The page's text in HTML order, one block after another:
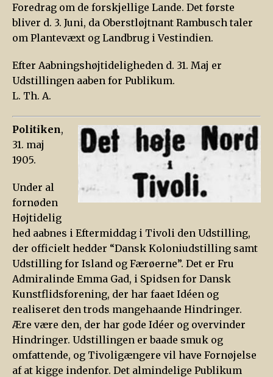
Foredrag om de forskjellige Lande. Det første
bliver d. 3. Juni, da Oberstløjtnant Rambusch taler
om Plantevæxt og Landbrug i Vestindien.
Efter Aabningshøjtideligheden d. 31. Maj er
Udstillingen aaben for Publikum.
L. Th. A.
Politiken,
31. maj
1905.
Under al
fornøden
Højtidelig
hed aabnes i Eftermiddag i Tivoli den Udstilling,
der officielt hedder “Dansk Koloniudstilling samt
Udstilling for Island og Færøerne”. Det er Fru
Admiralinde Emma Gad, i Spidsen for Dansk
Kunstflidsforening, der har faaet Idéen og
realiseret den trods mangehaande Hindringer.
Ære være den, der har gode Idéer og overvinder
Hindringer. Udstillingen er baade smuk og
omfattende, og Tivoligængere vil have Fornøjelse
af at kigge indenfor. Det almindelige Publikum